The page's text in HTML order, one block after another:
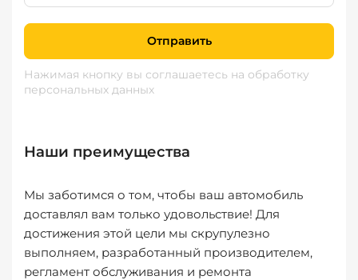
Отправить
Нажимая кнопку вы соглашаетесь на обработку
персональных данных
Наши преимущества
Мы заботимся о том, чтобы ваш автомобиль
доставлял вам только удовольствие! Для
достижения этой цели мы скрупулезно
выполняем, разработанный производителем,
регламент обслуживания и ремонта